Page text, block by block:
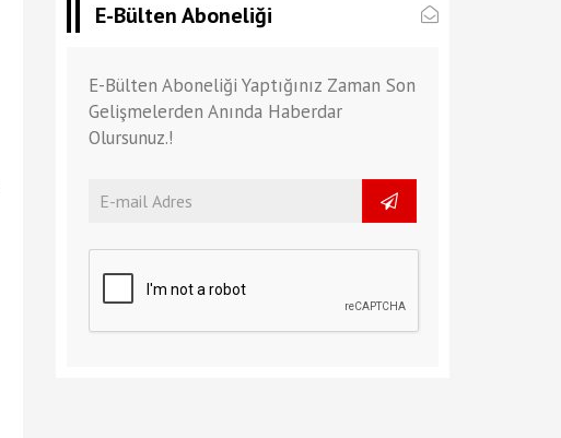
E-Bülten Aboneliği
E-Bülten Aboneliği Yaptığınız Zaman Son
Gelişmelerden Anında Haberdar
Olursunuz.!